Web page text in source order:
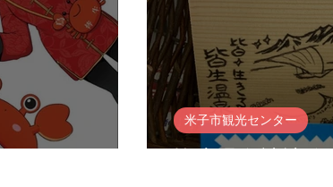
皆生温泉神社絵
米子市観光センター